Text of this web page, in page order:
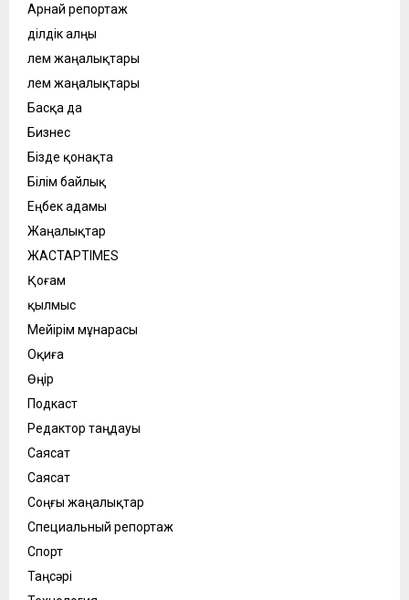
Арнай репортаж
Әділдік алңы
Әлем жаңалықтары
Әлем жаңалықтары
Басқа да
Бизнес
Бізде қонақта
Білім байлық
Еңбек адамы
Жаңалықтар
ЖАСТАРTIMES
Қоғам
қылмыс
Мейірім мұнарасы
Оқиға
Өңір
Подкаст
Редактор таңдауы
Саясат
Саясат
Соңғы жаңалықтар
Специальный репортаж
Спорт
Таңсәрі